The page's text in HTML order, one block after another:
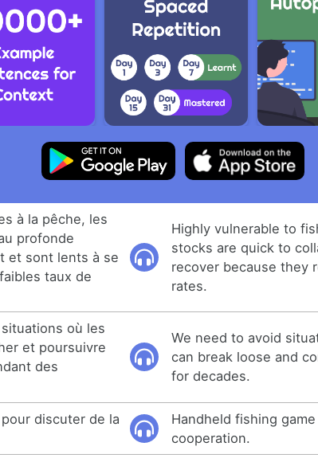
à la pêche, les
profonde
et sont lents à se
taux de
Highly vulnerable to
stocks are quick to
recover because they
rates.
où les
et poursuivre
des
We need to avoid
can break loose and
for decades.
discuter de la
Handheld fishing
cooperation.